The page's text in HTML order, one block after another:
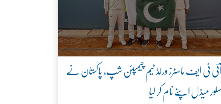
ٹی ایف ماسٹرز ورلڈ ٹیم چیمپئن شپ، پاکستان نے
میڈل اپنے نام کر لیا